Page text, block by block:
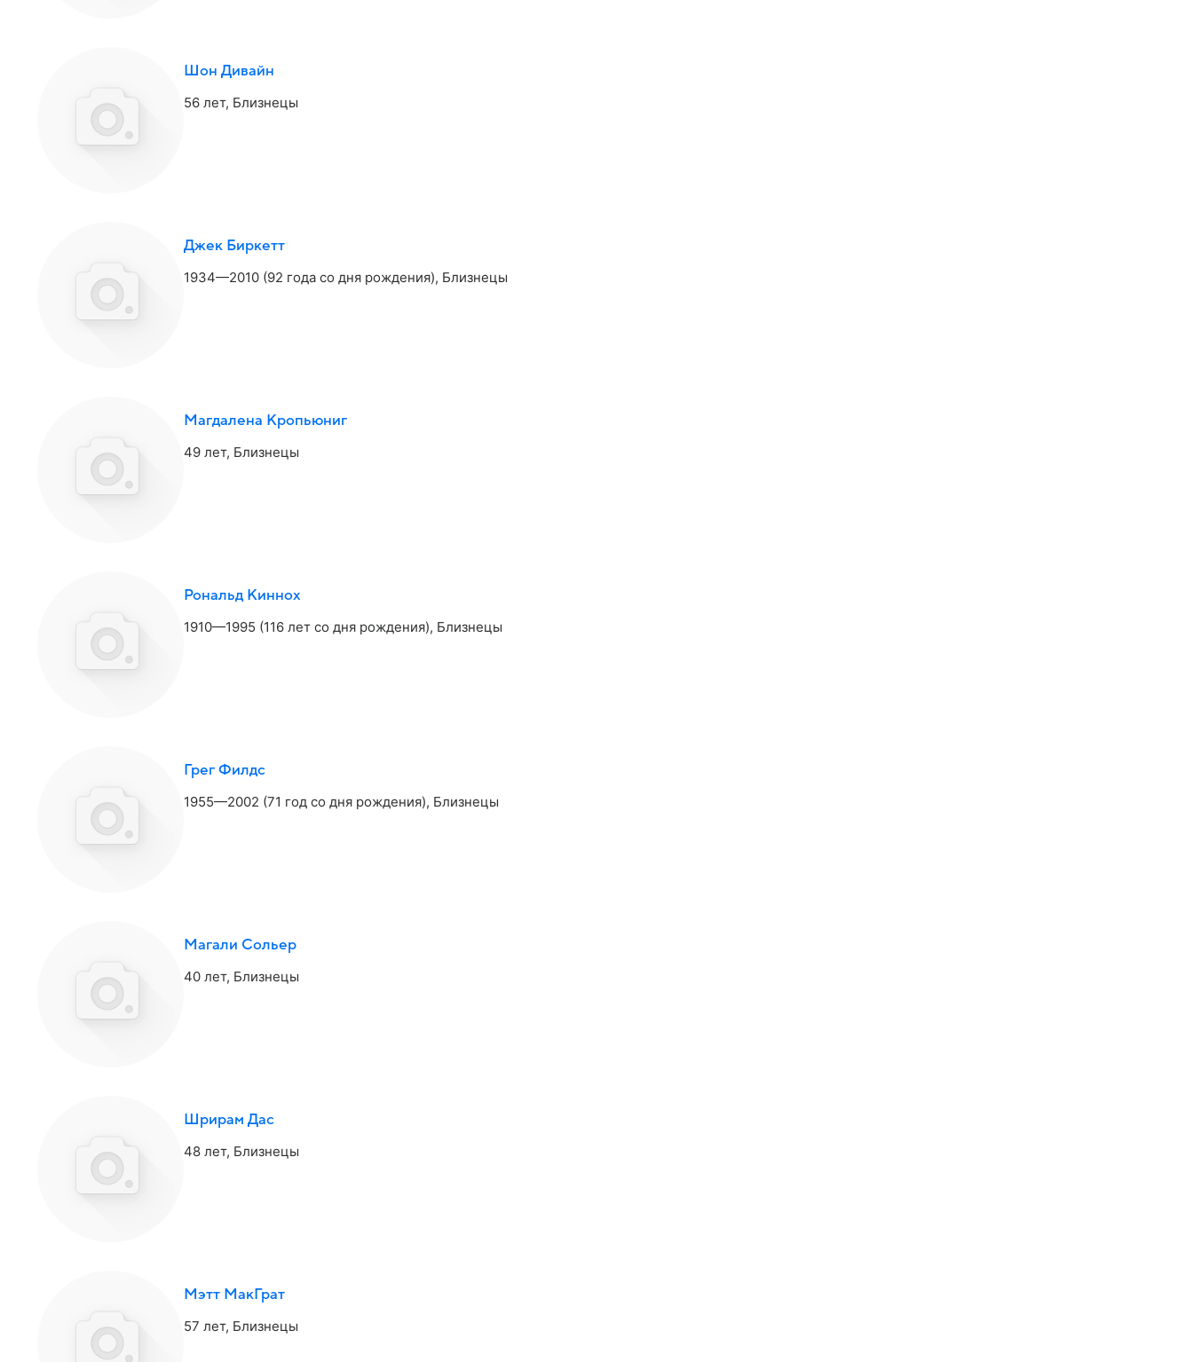
Шон Дивайн
56 лет, Близнецы
Джек Биркетт
1934—2010 (92 года со дня рождения), Близнецы
Магдалена Кропьюниг
49 лет, Близнецы
Рональд Киннох
1910—1995 (116 лет со дня рождения), Близнецы
Грег Филдс
1955—2002 (71 год со дня рождения), Близнецы
Магали Сольер
40 лет, Близнецы
Шрирам Дас
48 лет, Близнецы
Мэтт МакГрат
57 лет, Близнецы